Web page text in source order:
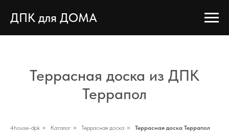
ДПК для ДОМА
Террасная доска из ДПК
Террапол
4house-dpk » Каталог » Террасная доска » Террасная доска Террапол